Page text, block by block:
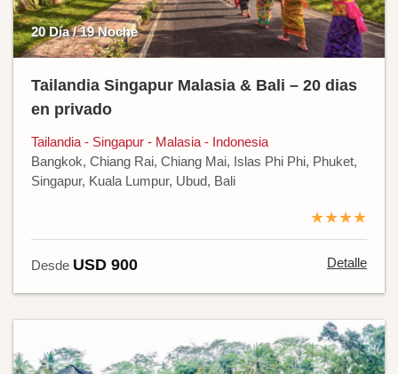
20 Día / 19 Noche
Tailandia Singapur Malasia & Bali – 20 dias
en privado
Tailandia - Singapur - Malasia - Indonesia
Bangkok, Chiang Rai, Chiang Mai, Islas Phi Phi, Phuket,
Singapur, Kuala Lumpur, Ubud, Bali
★★★★
Desde USD 900 Detalle